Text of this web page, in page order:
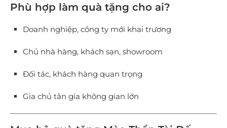
Phù hợp làm quà tặng cho ai?
Doanh nghiệp, công ty mới khai trương
Chủ nhà hàng, khách sạn, showroom
Đối tác, khách hàng quan trọng
Gia chủ tân gia không gian lớn